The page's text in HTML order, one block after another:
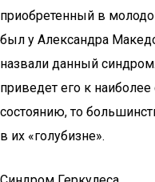
приобретенный в
был у Александра
назвали данный
приведет его к
состоянию, то
в их «голубизне».